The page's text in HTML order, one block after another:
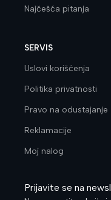
Najčešća pitanja
SERVIS
Uslovi korišćenja
Politika privatnosti
Pravo na odustajanje
Reklamacije
Moj nalog
Prijavite se na